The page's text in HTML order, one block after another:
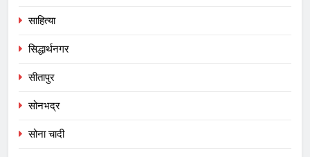
साहित्या
सिद्धार्थनगर
सीतापुर
सोनभद्र
सोना चादी